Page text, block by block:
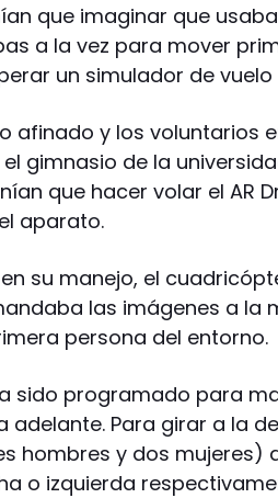
que imaginar que
a la vez para mover
un simulador de
afinado y los voluntarios
el gimnasio de la
que hacer volar el AR
aparato.
su manejo, el
las imágenes a la
persona del entorno.
sido programado para
adelante. Para girar a la
hombres y dos mujeres)
o izquierda